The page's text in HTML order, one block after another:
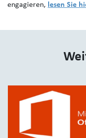
engagieren, lesen Sie